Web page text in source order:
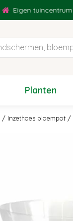
Inzethoes bloempot
Eigen tuincentrum
Planten